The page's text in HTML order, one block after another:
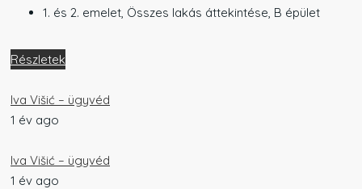
1. és 2. emelet, Összes lakás áttekintése, B épület
Részletek
Iva Višić – ügyvéd
1 év ago
Iva Višić – ügyvéd
1 év ago